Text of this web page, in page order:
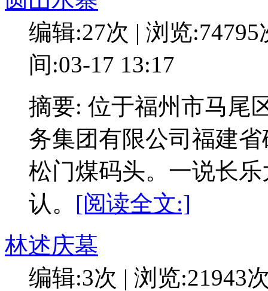
编辑:27次 | 浏览:74795
间:03-17 13:17
摘要: 位于福州市马尾
务集团有限公司福建
松门煤码头。一说长
认。 [阅读全文:]
林述庆墓
编辑:3次 | 浏览:21943